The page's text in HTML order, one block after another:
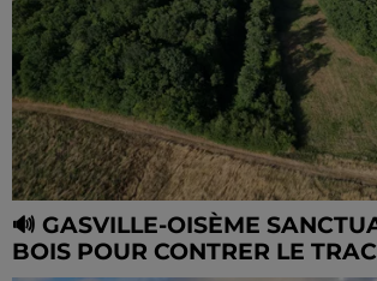
🔊 GASVILLE-OISÈME
BOIS POUR CONTRER LE